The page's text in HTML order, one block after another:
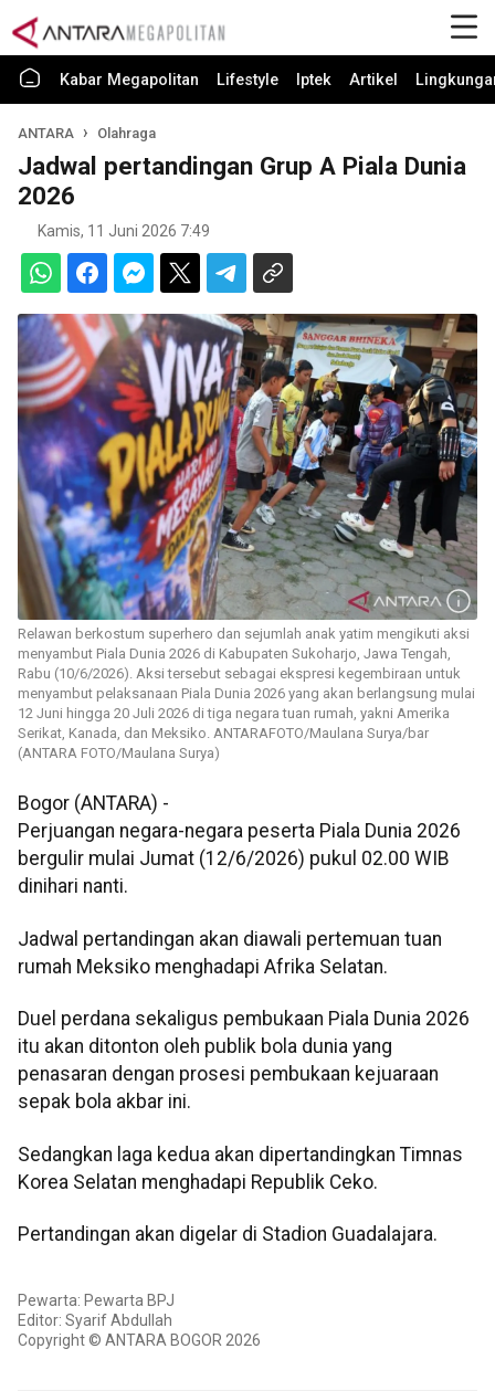
Kabar Megapolitan Lifestyle Iptek Artikel
ANTARA Olahraga
Jadwal pertandingan Grup A Piala Dunia
2026
Kamis, 11 Juni 2026 7:49
Relawan berkostum superhero dan sejumlah anak yatim mengikuti aksi
menyambut Piala Dunia 2026 di Kabupaten Sukoharjo, Jawa Tengah,
Rabu (10/6/2026). Aksi tersebut sebagai ekspresi kegembiraan untuk
menyambut pelaksanaan Piala Dunia 2026 yang akan berlangsung mulai
12 Juni hingga 20 Juli 2026 di tiga negara tuan rumah, yakni Amerika
Serikat, Kanada, dan Meksiko. ANTARAFOTO/Maulana Surya/bar
(ANTARA FOTO/Maulana Surya)
Bogor (ANTARA) -
Perjuangan negara-negara peserta Piala Dunia 2026
bergulir mulai Jumat (12/6/2026) pukul 02.00 WIB
dinihari nanti.
Jadwal pertandingan akan diawali pertemuan tuan
rumah Meksiko menghadapi Afrika Selatan.
Duel perdana sekaligus pembukaan Piala Dunia 2026
itu akan ditonton oleh publik bola dunia yang
penasaran dengan prosesi pembukaan kejuaraan
sepak bola akbar ini.
Sedangkan laga kedua akan dipertandingkan Timnas
Korea Selatan menghadapi Republik Ceko.
Pertandingan akan digelar di Stadion Guadalajara.
Pewarta: Pewarta BPJ
Editor: Syarif Abdullah
Copyright © ANTARA BOGOR 2026